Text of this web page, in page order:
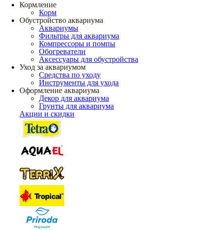
Кормление
Корм
Обустройство аквариума
Аквариумы
Фильтры для аквариума
Компрессоры и помпы
Обогреватели
Аксессуары для обустройства
Уход за аквариумом
Средства по уходу
Инструменты для ухода
Оформление аквариума
Декор для аквариума
Грунты для аквариума
Акции и скидки